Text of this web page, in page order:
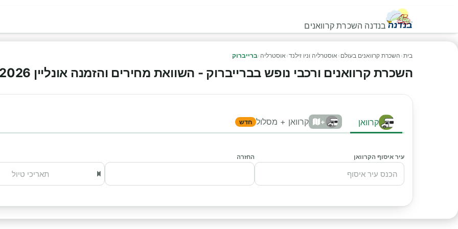
בנדנה השכרת קרוואנים
בית› השכרת קרוואנים בעולם › אוסטרליה וניו זילנד› אוסטרליה ›ברייברוק
השכרת קרוואנים ורכבי נופש בברייברוק - השוואת מחירים והזמנה אונליין 2026
קרוואן + קרוואן + מסלול חדש
עיר איסוף הקרוואן החזרה